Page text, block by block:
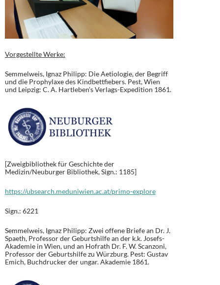
Vorgestellte Werke:
Semmelweis, Ignaz Philipp: Die Aetiologie, der Begriff
und die Prophylaxe des Kindbettfiebers. Pest, Wien
und Leipzig: C. A. Hartleben’s Verlags-Expedition 1861.
[Zweigbibliothek für Geschichte der
Medizin/Neuburger Bibliothek, Sign.: 1185]
https://ubsearch.meduniwien.ac.at/primo-explore
Sign.: 6221
Semmelweis, Ignaz Philipp: Zwei offene Briefe an Dr. J.
Spaeth, Professor der Geburtshilfe an der k.k. Josefs-
Akademie in Wien, und an Hofrath Dr. F. W. Scanzoni,
Professor der Geburtshilfe zu Würzburg. Pest: Gustav
Emich, Buchdrucker der ungar. Akademie 1861.